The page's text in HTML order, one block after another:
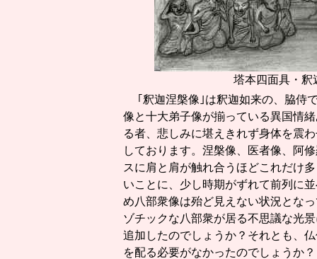
塔本四面具・釈迦涅
｢釈迦涅槃像｣は釈迦如来の、脇侍
像と十大弟子像が揃っている異国情
る者、悲しみに堪えきれず身体を震
しております。涅槃像、医者像、阿
スに肩と肩が触れ合うほどこれだけ
いことに、少し時期がずれて前列に
め八部衆像は殆ど見えない状況とな
ゾチックな八部衆が居る不思議な光
追加したのでしょうか？それとも、
を配る必要がなかったのでしょうか？